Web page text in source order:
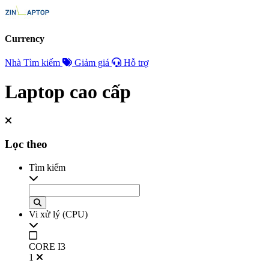
Currency
Nhà Tìm kiếm Giảm giá Hỗ trợ
Laptop cao cấp
Lọc theo
Tìm kiếm
Vi xử lý (CPU)
CORE I3
1